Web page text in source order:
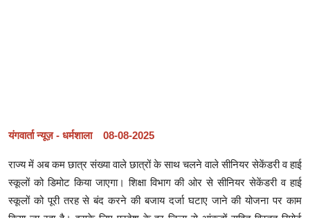
यंगवार्ता न्यूज़ - धर्मशाला 08-08-2025
राज्य में अब कम छात्र संख्या वाले छात्रों के साथ चलने वाले सीनियर सेकेंडरी व हाई
स्कूलों को डिमोट किया जाएगा। शिक्षा विभाग की ओर से सीनियर सेकेंडरी व हाई
स्कूलों को पूरी तरह से बंद करने की बजाय दर्जा घटाए जाने की योजना पर काम